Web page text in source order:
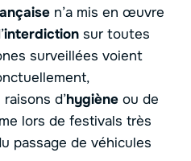
n’a mis en œuvre
interdiction sur toutes
surveillées voient
d’hygiène ou de
lors de festivals très
passage de véhicules